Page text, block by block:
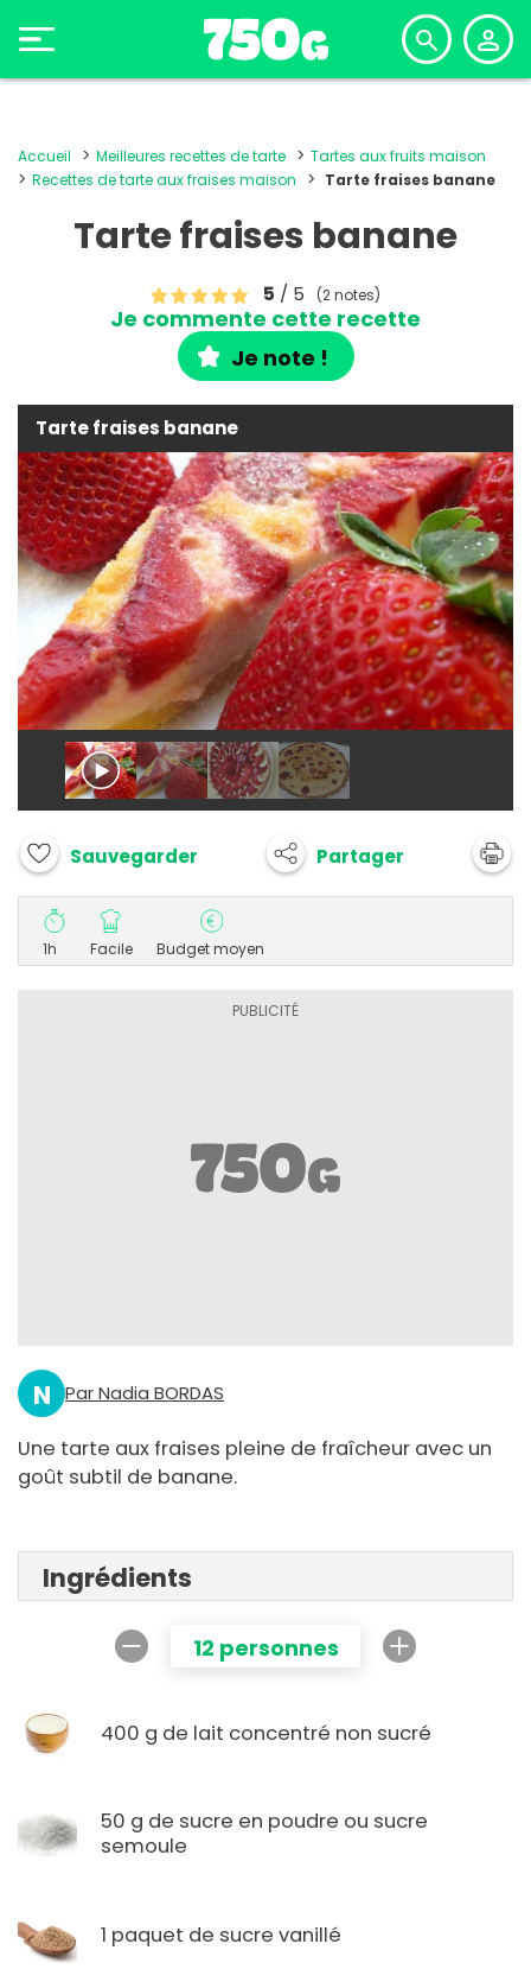
Accueil Meilleures recettes de tarte
Tartes aux fruits maison
Recettes de tarte aux fraises maison
Tarte fraises banane
Tarte fraises banane
5 / 5 (2 notes)
Je commente cette recette
Je note !
Tarte fraises banane
Sauvegarder Partager
1h Facile Budget moyen
N Par Nadia BORDAS
Une tarte aux fraises pleine de fraîcheur avec un
goût subtil de banane.
Ingrédients
12 personnes
400 g de lait concentré non sucré
50 g de sucre en poudre ou sucre
semoule
1 paquet de sucre vanillé